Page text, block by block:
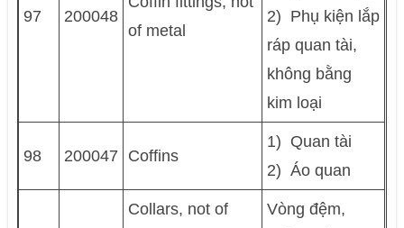
97 200048
of metal
2) Phụ kiện lắp
ráp quan tài,
không bằng
kim loại
98 200047 Coffins
1) Quan tài
2) Áo quan
Collars, not of
Vòng đệm,